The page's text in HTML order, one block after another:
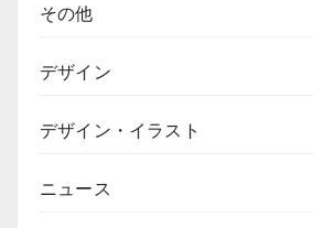
その他
デザイン
デザイン・イラスト
ニュース